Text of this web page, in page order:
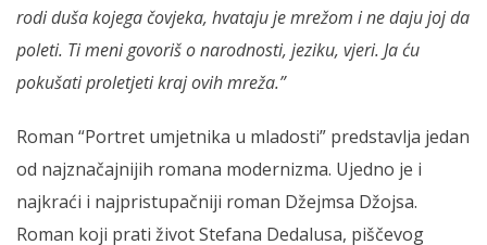
rodi duša kojega čovjeka, hvataju je mrežom i ne daju joj da
poleti. Ti meni govoriš o narodnosti, jeziku, vjeri. Ja ću
pokušati proletjeti kraj ovih mreža.”
Roman “Portret umjetnika u mladosti” predstavlja jedan
od najznačajnijih romana modernizma. Ujedno je i
najkraći i najpristupačniji roman Džejmsa Džojsa.
Roman koji prati život Stefana Dedalusa, piščevog